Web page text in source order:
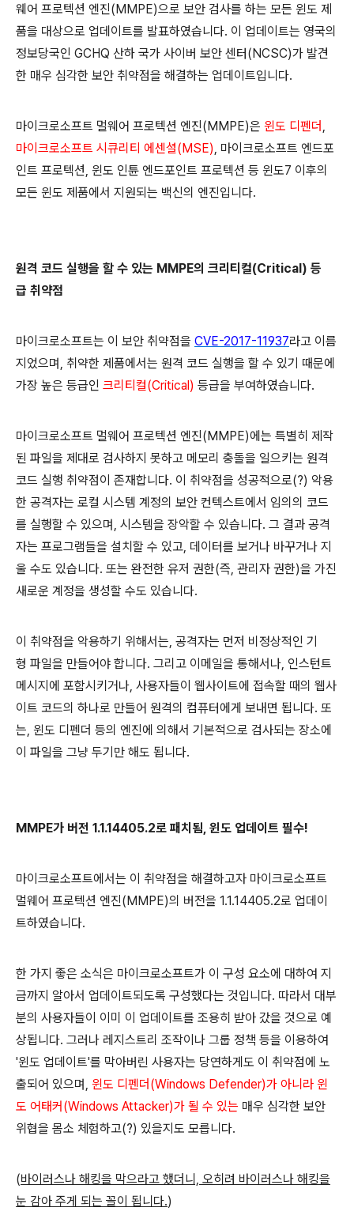
웨어 프로텍션 엔진(MMPE)으로 보안 검사를 하는 모든 윈도 제
품을 대상으로 업데이트를 발표하였습니다. 이 업데이트는 영국의
정보당국인 GCHQ 산하 국가 사이버 보안 센터(NCSC)가 발견
한 매우 심각한 보안 취약점을 해결하는 업데이트입니다.
마이크로소프트 멀웨어 프로텍션 엔진(MMPE)은 윈도 디펜더
마이크로소프트 시큐리티 에센셜(MSE) , 마이크로소프트 엔드포
인트 프로텍션, 윈도 인튠 엔드포인트 프로텍션 등 윈도7 이후의
모든 윈도 제품에서 지원되는 백신의 엔진입니다.
원격 코드 실행을 할 수 있는 MMPE의 크리티컬(Critical) 등
급 취약점
마이크로소프트는 이 보안 취약점을 CVE-2017-11937라고 이름
지었으며, 취약한 제품에서는 원격 코드 실행을 할 수 있기 때문에
가장 높은 등급인 크리티컬(Critical) 등급을 부여하였습니다.
마이크로소프트 멀웨어 프로텍션 엔진(MMPE)에는 특별히 제작
된 파일을 제대로 검사하지 못하고 메모리 충돌을 일으키는 원격
코드 실행 취약점이 존재합니다. 이 취약점을 성공적으로(?) 악용
한 공격자는 로컬 시스템 계정의 보안 컨텍스트에서 임의의 코드
를 실행할 수 있으며, 시스템을 장악할 수 있습니다. 그 결과 공격
자는 프로그램들을 설치할 수 있고, 데이터를 보거나 바꾸거나 지
울 수도 있습니다. 또는 완전한 유저 권한(즉, 관리자 권한)을 가진
새로운 계정을 생성할 수도 있습니다.
이 취약점을 악용하기 위해서는, 공격자는 먼저 비정상적인 기
형 파일을 만들어야 합니다. 그리고 이메일을 통해서나, 인스턴트
메시지에 포함시키거나, 사용자들이 웹사이트에 접속할 때의 웹사
이트 코드의 하나로 만들어 원격의 컴퓨터에게 보내면 됩니다. 또
는, 윈도 디펜더 등의 엔진에 의해서 기본적으로 검사되는 장소에
이 파일을 그냥 두기만 해도 됩니다.
MMPE가 버전 1.1.14405.2로 패치됨, 윈도 업데이트 필수!
마이크로소프트에서는 이 취약점을 해결하고자 마이크로소프트
멀웨어 프로텍션 엔진(MMPE)의 버전을 1.1.14405.2로 업데이
트하였습니다.
한 가지 좋은 소식은 마이크로소프트가 이 구성 요소에 대하여 지
금까지 알아서 업데이트되도록 구성했다는 것입니다. 따라서 대부
분의 사용자들이 이미 이 업데이트를 조용히 받아 갔을 것으로 예
상됩니다. 그러나 레지스트리 조작이나 그룹 정책 등을 이용하여
'윈도 업데이트'를 막아버린 사용자는 당연하게도 이 취약점에 노
출되어 있으며, 윈도 디펜더(Windows Defender)가 아니라 윈
도 어태커(Windows Attacker)가 될 수 있는 매우 심각한 보안
위협을 몸소 체험하고(?) 있을지도 모릅니다.
(바이러스나 해킹을 막으라고 했더니, 오히려 바이러스나 해킹을
눈 감아 주게 되는 꼴이 됩니다.)